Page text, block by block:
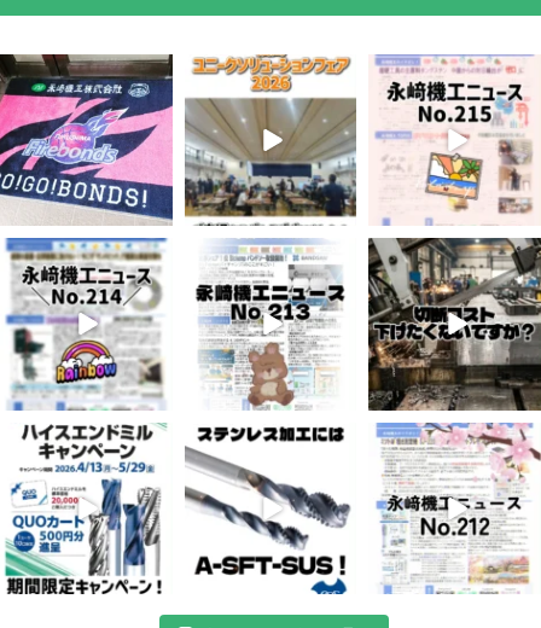
7月 28
7 0
7月 27
6
7月 3
5 0
6月 3
8 0
5月 13
5 0
4月 20
10 0
4月 16
10 0
4月 13 4月 8
5 0